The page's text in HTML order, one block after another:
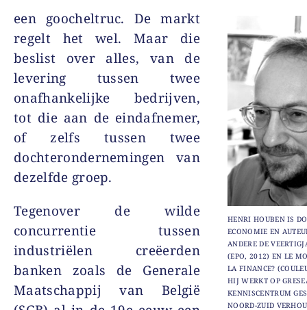
HENRI HOUBEN IS
ECONOMIE EN
ANDERE DE
(EPO, 2012) EN LE
LA FINANCE?
HIJ WERKT OP
KENNISCENTRUM
NOORD-ZUID
een goocheltruc. De markt
regelt het wel. Maar die
beslist over alles, van de
levering tussen twee
onafhankelijke bedrijven,
tot die aan de eindafnemer,
of zelfs tussen twee
dochterondernemingen van
dezelfde groep.
Tegenover de wilde
concurrentie tussen
industriëlen creëerden
banken zoals de Generale
Maatschappij van België